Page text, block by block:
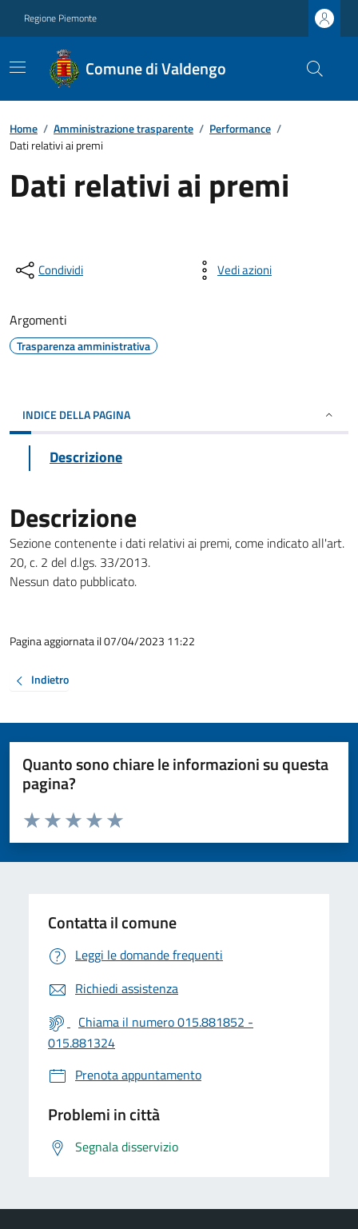
Regione Piemonte
Comune di Valdengo
Home / Amministrazione trasparente / Performance /
Dati relativi ai premi
Dati relativi ai premi
Condividi Vedi azioni
Argomenti
Trasparenza amministrativa
INDICE DELLA PAGINA
Descrizione
Descrizione
Sezione contenente i dati relativi ai premi, come indicato all'art.
20, c. 2 del d.lgs. 33/2013.
Nessun dato pubblicato.
Pagina aggiornata il 07/04/2023 11:22
Indietro
Quanto sono chiare le informazioni su questa
pagina?
Valuta da 1 a 5 stelle la pagina
Valuta 5 stelle su 5
Valuta 4 stelle su 5
Valuta 3 stelle su 5
Valuta 2 stelle su 5
Valuta 1 stelle su 5
Contatta il comune
Leggi le domande frequenti
Richiedi assistenza
Chiama il numero 015.881852 -
015.881324
Prenota appuntamento
Problemi in città
Segnala disservizio